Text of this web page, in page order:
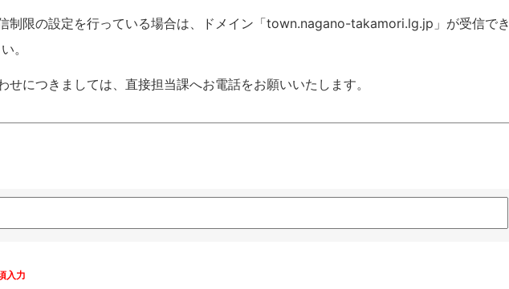
制限の設定を行っている場合は、ドメイン「town.nagano-takamori.lg.jp」が受信でき
。
せにつきましては、直接担当課へお電話をお願いいたします。
入力